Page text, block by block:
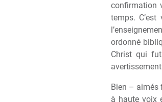
confirmation
temps.
ordonné
Christ qui
Bien – aimés
à haute voix